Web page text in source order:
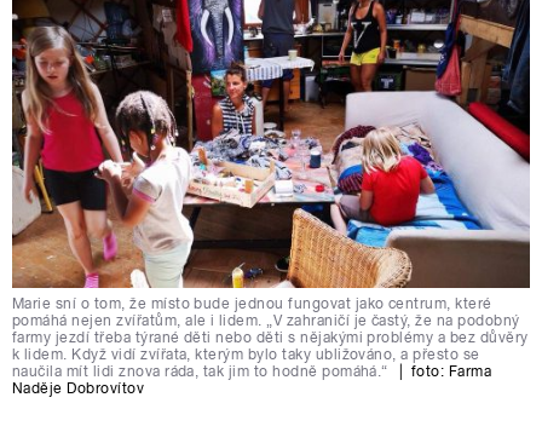
Marie sní o tom, že místo bude jednou fungovat jako centrum, které
pomáhá nejen zvířatům, ale i lidem. „V zahraničí je častý, že na podobný
farmy jezdí třeba týrané děti nebo děti s nějakými problémy a bez důvěry
k lidem. Když vidí zvířata, kterým bylo taky ubližováno, a přesto se
naučila mít lidi znova ráda, tak jim to hodně pomáhá.“
foto: Farma
Naděje Dobrovítov